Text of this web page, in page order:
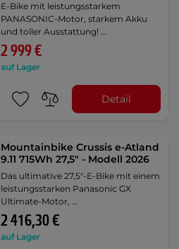
E-Bike mit leistungsstarkem
PANASONIC-Motor, starkem Akku
und toller Ausstattung! …
2 999 €
auf Lager
Detail
Mountainbike Crussis e-Atland
9.11 715Wh 27,5" - Modell 2026
Das ultimative 27,5"-E-Bike mit einem
leistungsstarken Panasonic GX
Ultimate-Motor, …
2 416,30 €
auf Lager